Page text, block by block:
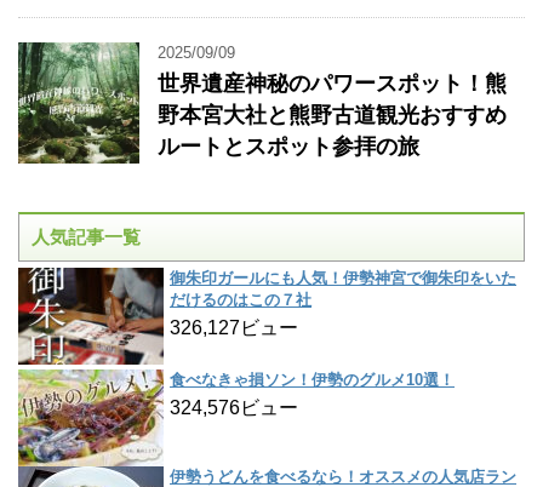
2025/09/09
世界遺産神秘のパワースポット！熊
野本宮大社と熊野古道観光おすすめ
ルートとスポット参拝の旅
人気記事一覧
御朱印ガールにも人気！伊勢神宮で御朱印をいた
だけるのはこの７社
326,127ビュー
食べなきゃ損ソン！伊勢のグルメ10選！
324,576ビュー
伊勢うどんを食べるなら！オススメの人気店ラン